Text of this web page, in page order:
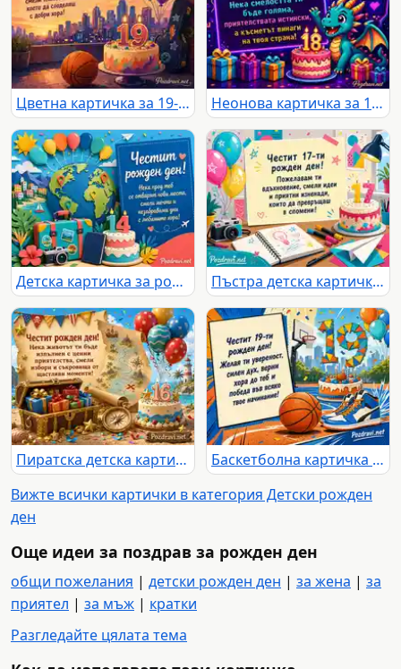
Цветна картичка за 19-ти рожден ден с торта, балони и градски залез Неонова картичка за 18-ти рожден ден с пикселизиран дракон
Детска картичка за рожден ден с глобус, балони, куфар и торта 14 Пъстра детска картичка за 17-ти рожден ден с торта, балони и творчески мотиви
Пиратска детска картичка за 16-и рожден ден със съкровища и балони
Баскетболна картичка за 19-ти рожден ден с торта и кецове
Вижте всички картички в категория Детски рожден
ден
Още идеи за поздрав за рожден ден
общи пожелания | детски рожден ден | за жена | за
приятел | за мъж | кратки
Разгледайте цялата тема